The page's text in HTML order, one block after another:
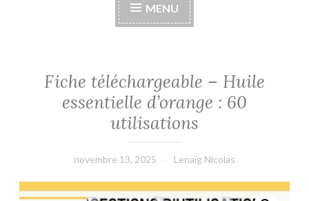
MENU
Fiche téléchargeable – Huile
essentielle d’orange : 60
utilisations
novembre 13, 2025 Lenaïg Nicolas